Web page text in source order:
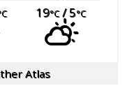
19°C/ 5°C
Atlas